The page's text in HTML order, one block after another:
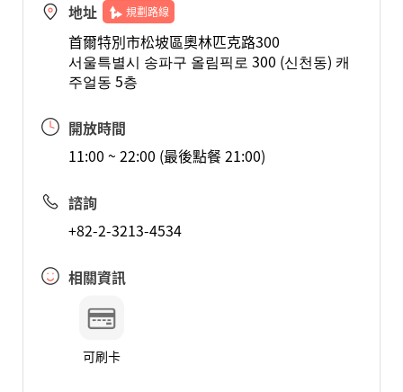
地址 規劃路線
首爾特別市松坡區奧林匹克路300
서울특별시 송파구 올림픽로 300 (신천동) 캐
주얼동 5층
開放時間
11:00 ~ 22:00 (最後點餐 21:00)
諮詢
+82-2-3213-4534
相關資訊
可刷卡